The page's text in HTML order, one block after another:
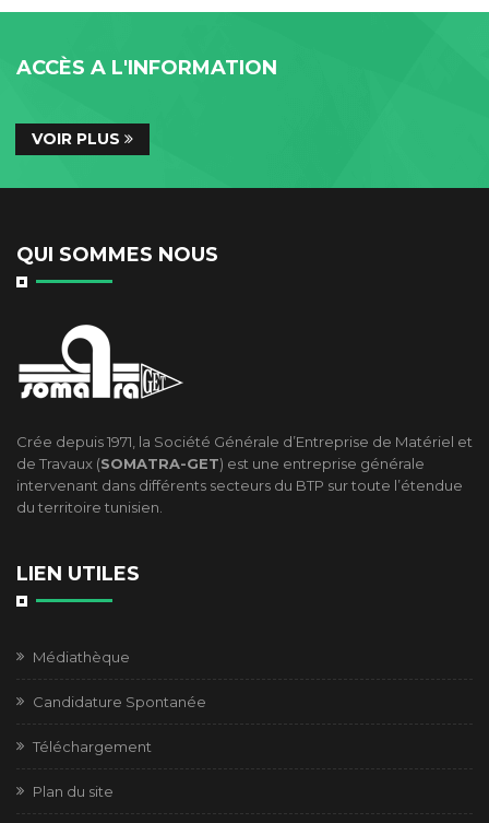
ACCÈS A L'INFORMATION
VOIR PLUS
QUI SOMMES NOUS
Crée depuis 1971, la Société Générale d’Entreprise de Matériel et
de Travaux (SOMATRA-GET) est une entreprise générale
intervenant dans différents secteurs du BTP sur toute l’étendue
du territoire tunisien.
LIEN UTILES
Médiathèque
Candidature Spontanée
Téléchargement
Plan du site